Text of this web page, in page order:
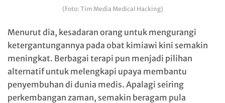
(Foto: Tim Media Medical Hacking)
Menurut dia, kesadaran orang untuk mengurangi
ketergantungannya pada obat kimiawi kini semakin
meningkat. Berbagai terapi pun menjadi pilihan
alternatif untuk melengkapi upaya membantu
penyembuhan di dunia medis. Apalagi seiring
perkembangan zaman, semakin beragam pula